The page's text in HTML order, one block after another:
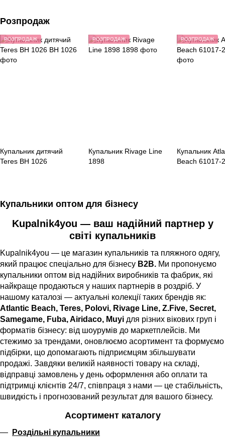
Розпродаж
РОЗПРОДАЖ
Купальник дитячий
Teres BH 1026
РОЗПРОДАЖ
Купальник Rivage Line
1898
РОЗПРОДАЖ
Купальник
Beach 61017-2
Купальники оптом для бізнесу
Kupalnik4you — ваш надійний партнер у
світі купальників
Kupalnik4you — це магазин купальників та пляжного одягу,
який працює спеціально для бізнесу B2B. Ми пропонуємо
купальники оптом від надійних виробників та фабрик, які
найкраще продаються у наших партнерів в роздріб. У
нашому каталозі — актуальні колекції таких брендів як:
Atlantic Beach, Teres, Polovi, Rivage Line, Z.Five, Secret,
Samegame, Fuba, Airidaco, Muyi для різних вікових груп і
форматів бізнесу: від шоурумів до маркетплейсів. Ми
стежимо за трендами, оновлюємо асортимент та формуємо
підбірки, що допомагають підприємцям збільшувати
продажі. Завдяки великій наявності товару на складі,
відправці замовлень у день оформлення або оплати та
підтримці клієнтів 24/7, співпраця з нами — це стабільність,
швидкість і прогнозований результат для вашого бізнесу.
Асортимент каталогу
Роздільні купальники